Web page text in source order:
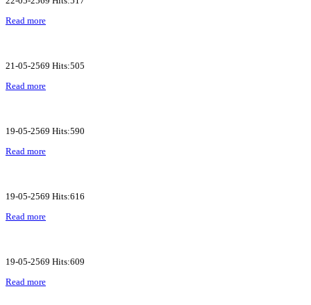
Read more
21-05-2569 Hits:505
Read more
19-05-2569 Hits:590
Read more
19-05-2569 Hits:616
Read more
19-05-2569 Hits:609
Read more